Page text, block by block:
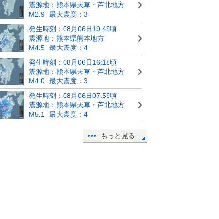
震源地：熊本県天草・芦北地方
M2.9
最大震度：3
発生時刻：08月06日19:49頃
震源地：熊本県熊本地方
M4.5
最大震度：4
発生時刻：08月06日16:18頃
震源地：熊本県天草・芦北地方
M4.0
最大震度：3
発生時刻：08月06日07:59頃
震源地：熊本県天草・芦北地方
M5.1
最大震度：4
もっと見る